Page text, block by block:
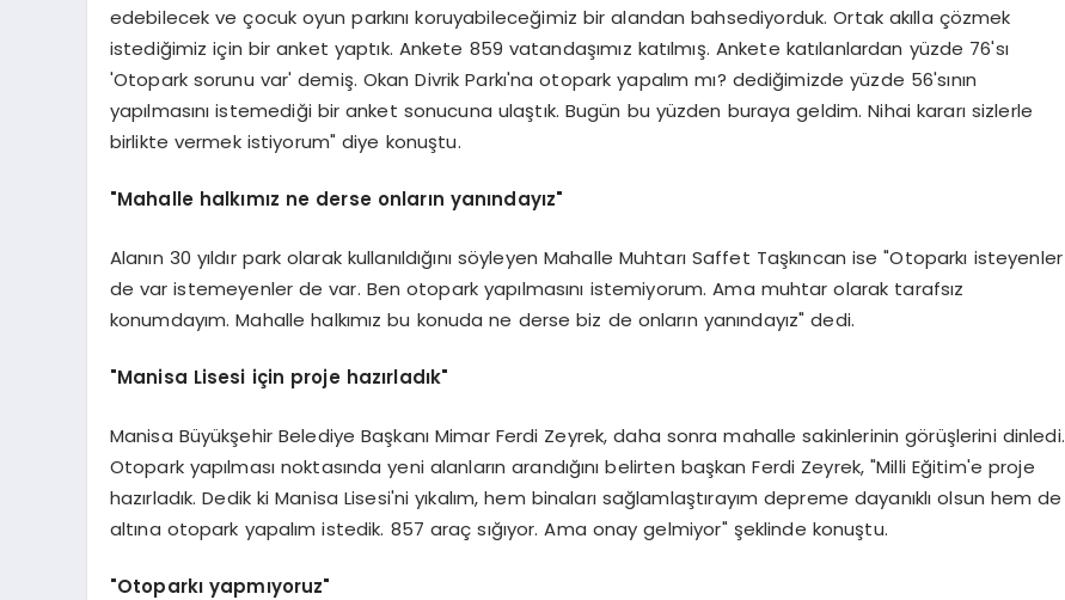
edebilecek ve çocuk oyun parkını koruyabileceğimiz bir alandan bahsediyorduk. Ortak akılla çözmek
istediğimiz için bir anket yaptık. Ankete 859 vatandaşımız katılmış. Ankete katılanlardan yüzde 76'sı
'Otopark sorunu var' demiş. Okan Divrik Parkı'na otopark yapalım mı? dediğimizde yüzde 56'sının
yapılmasını istemediği bir anket sonucuna ulaştık. Bugün bu yüzden buraya geldim. Nihai kararı sizlerle
birlikte vermek istiyorum" diye konuştu.
"Mahalle halkımız ne derse onların yanındayız"
Alanın 30 yıldır park olarak kullanıldığını söyleyen Mahalle Muhtarı Saffet Taşkıncan ise "Otoparkı isteyenler
de var istemeyenler de var. Ben otopark yapılmasını istemiyorum. Ama muhtar olarak tarafsız
konumdayım. Mahalle halkımız bu konuda ne derse biz de onların yanındayız" dedi.
"Manisa Lisesi için proje hazırladık"
Manisa Büyükşehir Belediye Başkanı Mimar Ferdi Zeyrek, daha sonra mahalle sakinlerinin görüşlerini dinledi.
Otopark yapılması noktasında yeni alanların arandığını belirten başkan Ferdi Zeyrek, "Milli Eğitim'e proje
hazırladık. Dedik ki Manisa Lisesi'ni yıkalım, hem binaları sağlamlaştırayım depreme dayanıklı olsun hem de
altına otopark yapalım istedik. 857 araç sığıyor. Ama onay gelmiyor" şeklinde konuştu.
"Otoparkı yapmıyoruz"